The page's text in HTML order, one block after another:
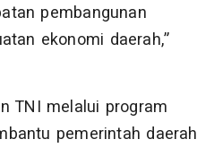
pembangunan
ekonomi daerah,”
TNI melalui program
pemerintah daerah